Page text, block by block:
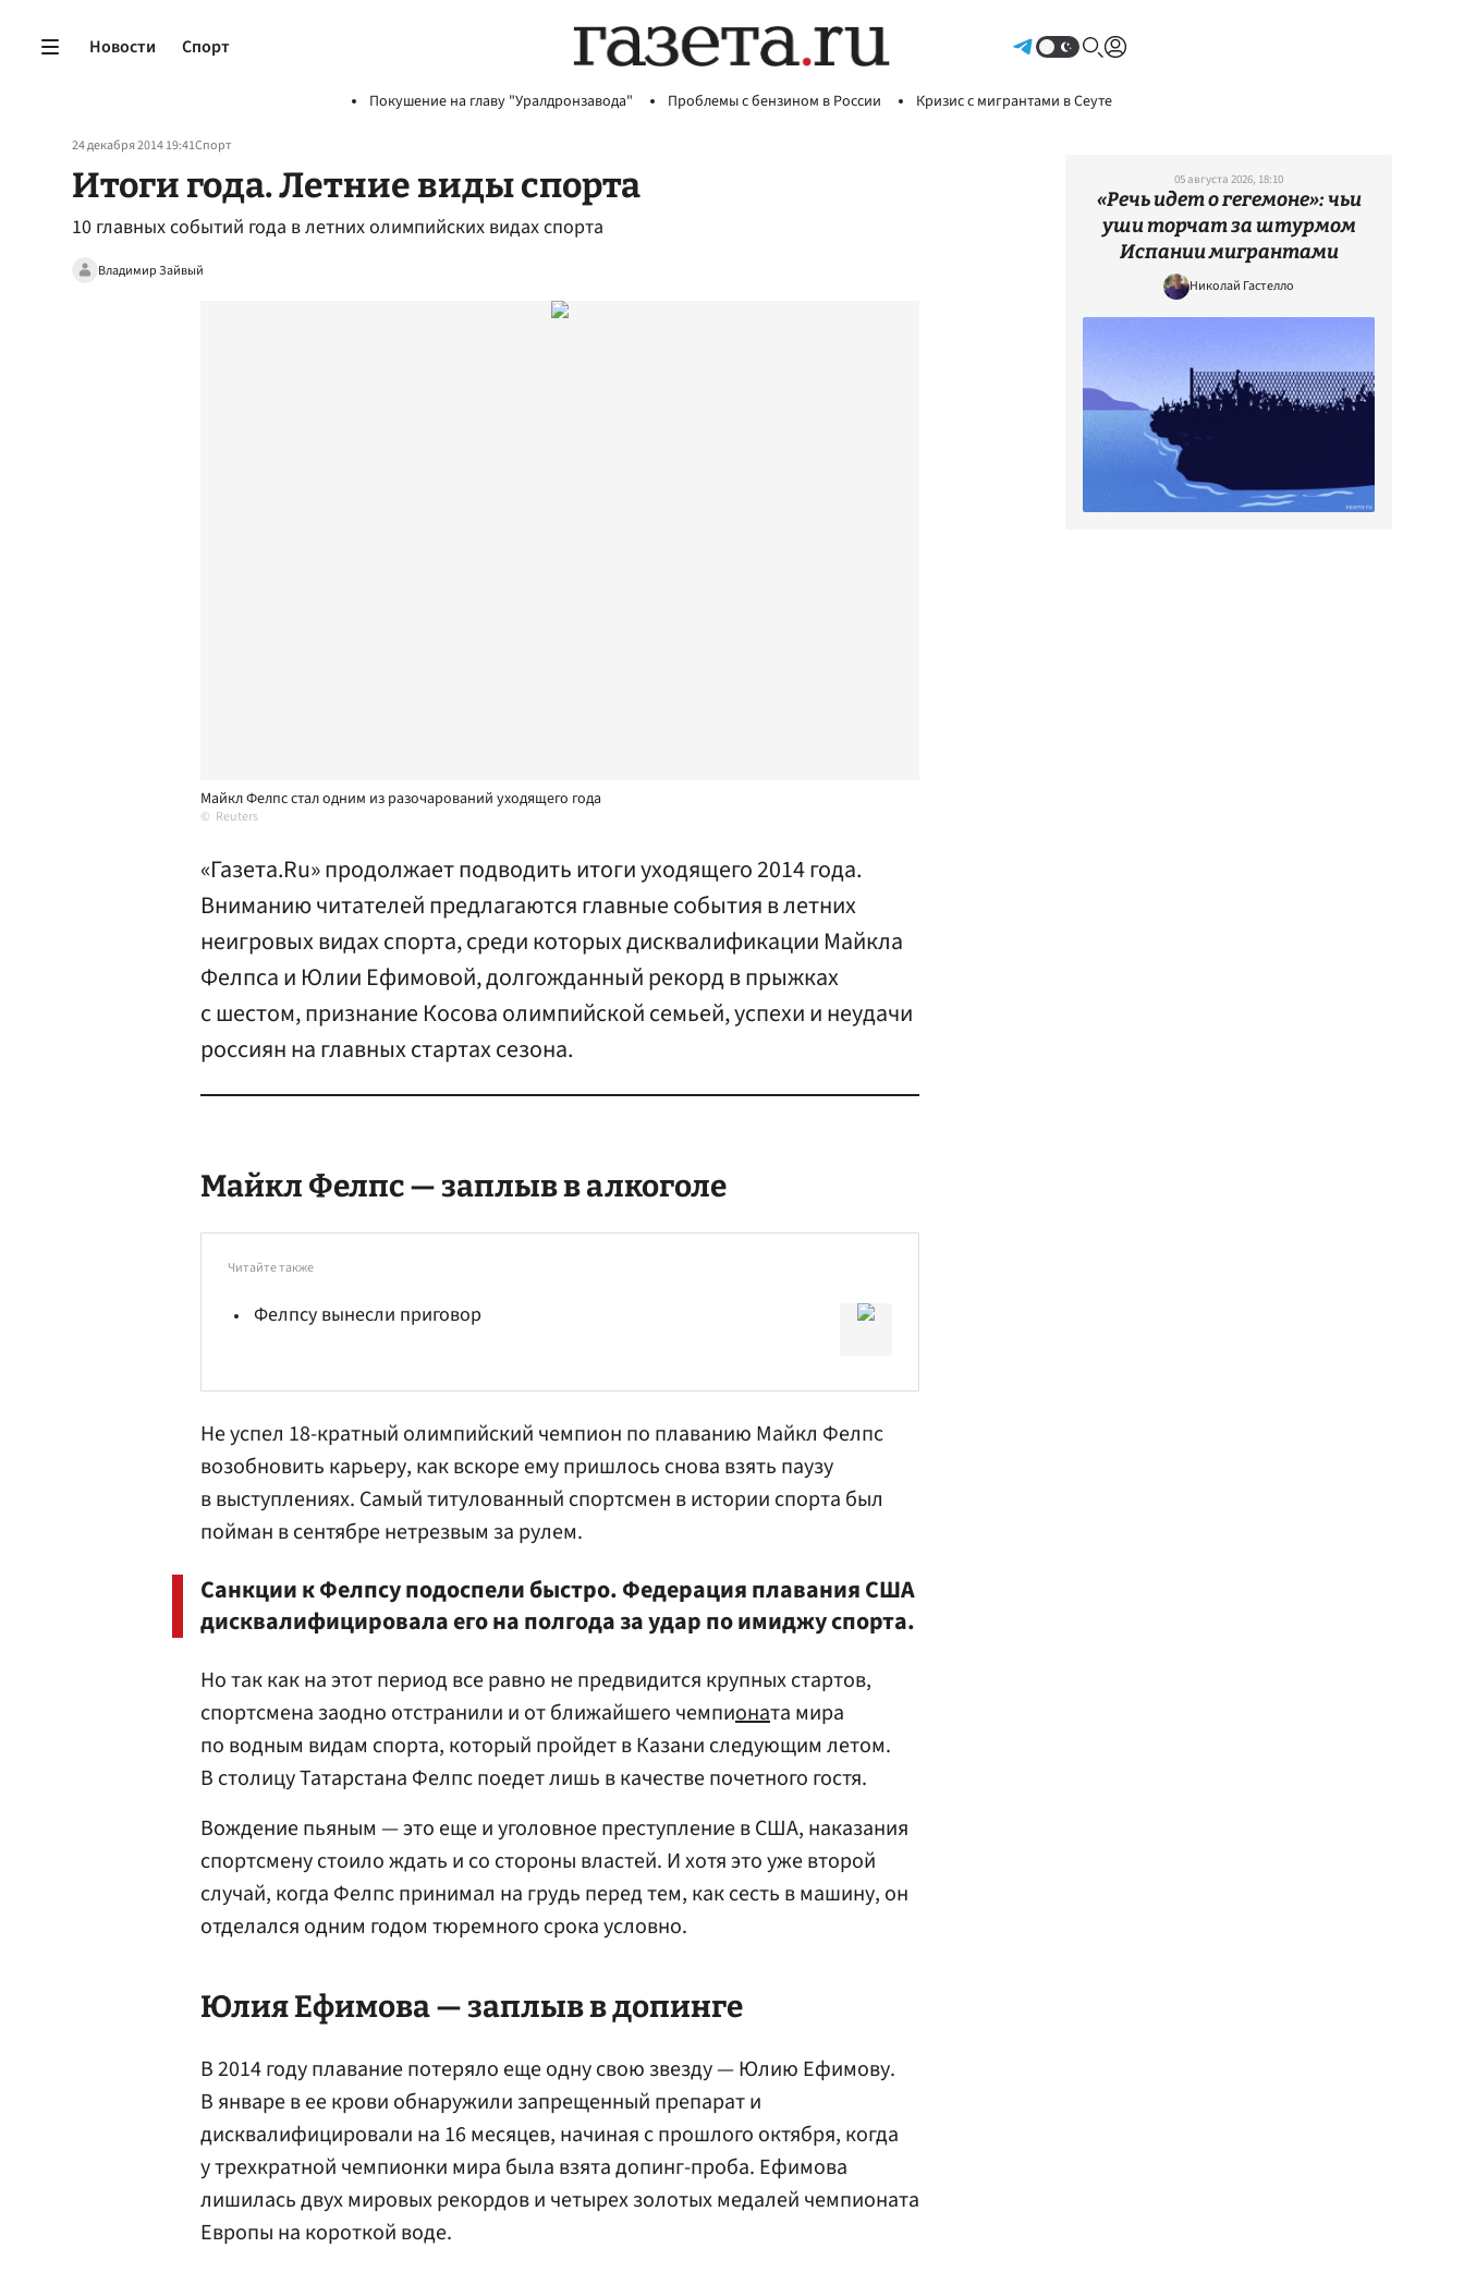
Новости Спорт
Покушение на главу "Уралдронзавода" Проблемы с бензином в России Кризис с мигрантами в Сеуте
24 декабря 2014 19:41Спорт
Итоги года. Летние виды спорта
10 главных событий года в летних олимпийских видах спорта
Владимир Зайвый
Майкл Фелпс стал одним из разочарований уходящего года
Reuters
«Газета.Ru» продолжает подводить итоги уходящего 2014 года.
Вниманию читателей предлагаются главные события в летних
неигровых видах спорта, среди которых дисквалификации Майкла
Фелпса и Юлии Ефимовой, долгожданный рекорд в прыжках
с шестом, признание Косова олимпийской семьей, успехи и неудачи
россиян на главных стартах сезона.
Майкл Фелпс — заплыв в алкоголе
Читайте также
Фелпсу вынесли приговор
Не успел 18-кратный олимпийский чемпион по плаванию Майкл Фелпс
возобновить карьеру, как вскоре ему пришлось снова взять паузу
в выступлениях. Самый титулованный спортсмен в истории спорта был
пойман в сентябре нетрезвым за рулем.
Санкции к Фелпсу подоспели быстро. Федерация плавания США
дисквалифицировала его на полгода за удар по имиджу спорта.
Но так как на этот период все равно не предвидится крупных стартов,
спортсмена заодно отстранили и от ближайшего чемпионата мира
по водным видам спорта, который пройдет в Казани следующим летом.
В столицу Татарстана Фелпс поедет лишь в качестве почетного гостя.
Вождение пьяным — это еще и уголовное преступление в США, наказания
спортсмену стоило ждать и со стороны властей. И хотя это уже второй
случай, когда Фелпс принимал на грудь перед тем, как сесть в машину, он
отделался одним годом тюремного срока условно.
ЮлияЕфимова— заплыв в допинге
В 2014 году плавание потеряло еще одну свою звезду — Юлию Ефимову.
В январе в ее крови обнаружили запрещенный препарат и
дисквалифицировали на 16 месяцев, начиная с прошлого октября, когда
у трехкратной чемпионки мира была взята допинг-проба. Ефимова
лишилась двух мировых рекордов и четырех золотых медалей чемпионата
Европы на короткой воде.
05 августа 2026, 18:10
«Речь идет о гегемоне»: чьи
уши торчат за штурмом
Испании мигрантами
Николай Гастелло